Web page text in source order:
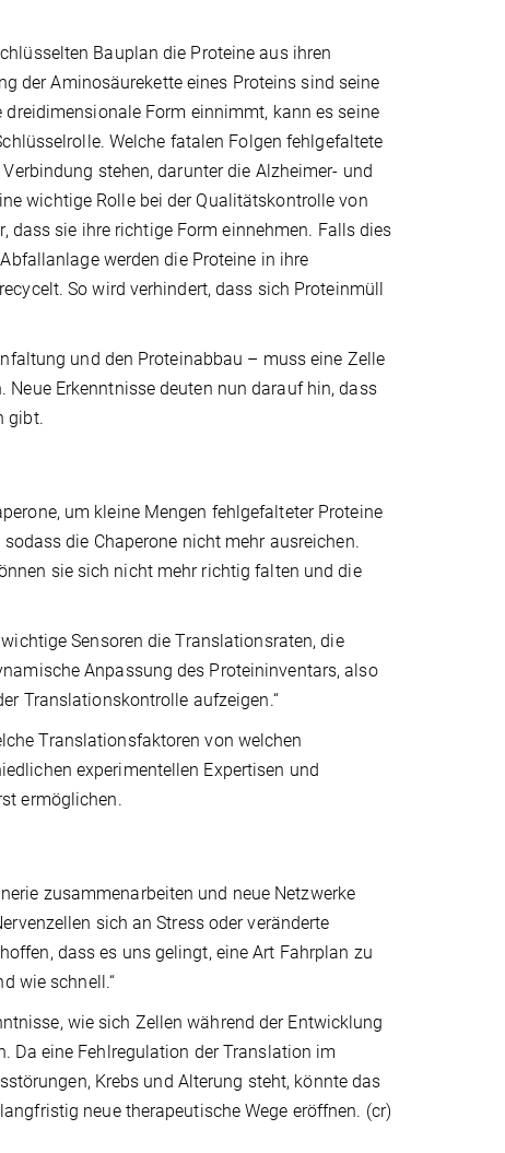
Bauplan die Proteine aus ihren
der Aminosäurekette eines Proteins sind seine
Form einnimmt, kann es seine
Welche fatalen Folgen fehlgefaltete
stehen, darunter die Alzheimer- und
wichtige Rolle bei der Qualitätskontrolle von
dass sie ihre richtige Form einnehmen. Falls dies
werden die Proteine in ihre
So wird verhindert, dass sich Proteinmüll
und den Proteinabbau – muss eine Zelle
Erkenntnisse deuten nun darauf hin, dass
gibt.
um kleine Mengen fehlgefalteter Proteine
die Chaperone nicht mehr ausreichen.
sie sich nicht mehr richtig falten und die
Sensoren die Translationsraten, die
Anpassung des Proteininventars, also
Translationskontrolle aufzeigen.“
Translationsfaktoren von welchen
experimentellen Expertisen und
ermöglichen.
zusammenarbeiten und neue Netzwerke
sich an Stress oder veränderte
dass es uns gelingt, eine Art Fahrplan zu
wie schnell.“
wie sich Zellen während der Entwicklung
Da eine Fehlregulation der Translation im
Krebs und Alterung steht, könnte das
neue therapeutische Wege eröffnen. (cr)